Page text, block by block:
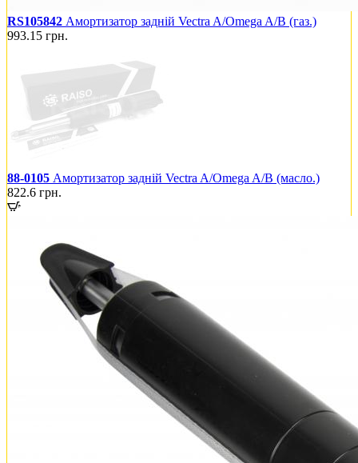
RS105842 Амортизатор задній Vectra A/Omega A/B (газ.)
993.15 грн.
88-0105 Амортизатор задній Vectra A/Omega A/B (масло.)
822.6 грн.